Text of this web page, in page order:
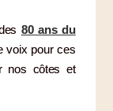
80 ans du
voix pour ces
nos côtes et